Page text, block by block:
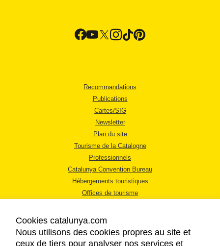
Recommandations
Publications
Cartes/SIG
Newsletter
Plan du site
Tourisme de la Catalogne
Professionnels
Catalunya Convention Bureau
Hébergements touristiques
Offices de tourisme
Cookies catalunya.com
Nous utilisons des cookies propres au site et
ceux de tiers pour analyser nos services et